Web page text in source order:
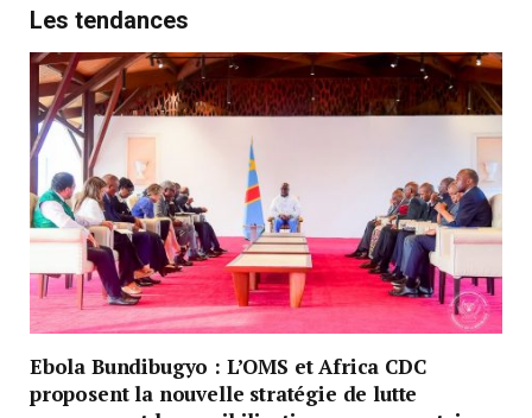
Les tendances
Ebola Bundibugyo : L’OMS et Africa CDC
proposent la nouvelle stratégie de lutte